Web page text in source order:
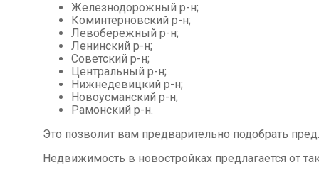
Железнодорожный р-н;
Коминтерновский р-н;
Левобережный р-н;
Ленинский р-н;
Советский р-н;
Центральный р-н;
Нижнедевицкий р-н;
Новоусманский р-н;
Рамонский р-н.
Это позволит вам предварительно подобрать
Недвижимость в новостройках предлагается от